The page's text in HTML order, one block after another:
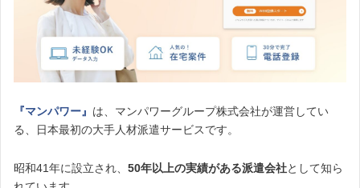
『マンパワー』 は、マンパワーグループ株式会社が運営してい
る、日本最初の大手人材派遣サービスです。
昭和41年に設立され、 50年以上の実績がある派遣会社として知ら